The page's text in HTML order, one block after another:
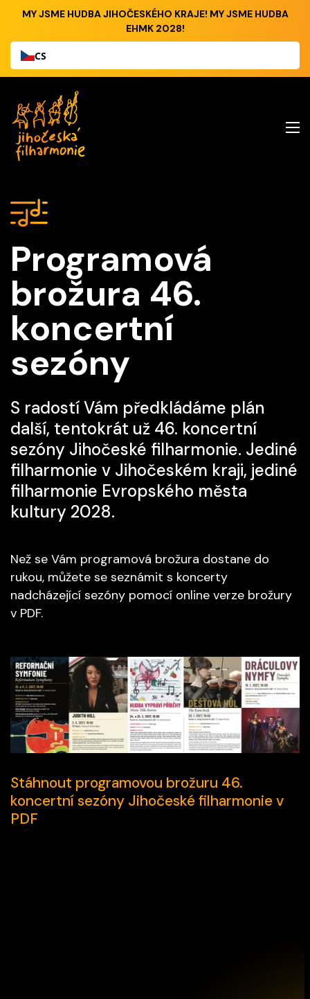
MY JSME HUDBA JIHOČESKÉHO KRAJE! MY JSME HUDBA
EHMK 2028!
CS
Programová
brožura 46.
koncertní
sezóny
S radostí Vám předkládáme plán
další, tentokrát už 46. koncertní
sezóny Jihočeské filharmonie. Jediné
filharmonie v Jihočeském kraji, jediné
filharmonie Evropského města
kultury 2028.
Než se Vám programová brožura dostane do
rukou, můžete se seznámit s koncerty
nadcházející sezóny pomocí online verze brožury
v PDF.
Stáhnout programovou brožuru 46.
koncertní sezóny Jihočeské filharmonie v
PDF